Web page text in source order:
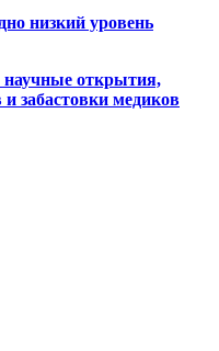
низкий уровень
научные открытия,
забастовки медиков